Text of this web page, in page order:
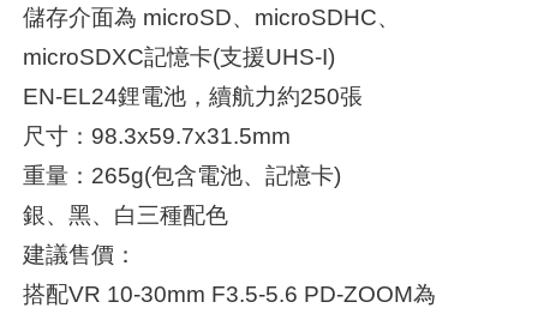
儲存介面為 microSD、microSDHC、
microSDXC記憶卡(支援UHS-I)
EN-EL24鋰電池，續航力約250張
尺寸：98.3x59.7x31.5mm
重量：265g(包含電池、記憶卡)
銀、黑、白三種配色
建議售價：
搭配VR 10-30mm F3.5-5.6 PD-ZOOM為